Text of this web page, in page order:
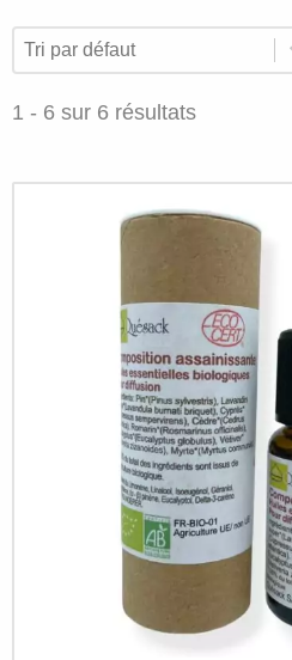
Nos
produits
la
"Quésack"
1 - 6 sur 6 résultats
Trier par
Trier le contenu
Trier le contenu